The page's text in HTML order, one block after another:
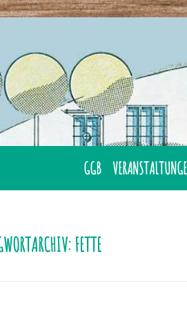
GGB
GGB MITGLIED WERDEN
FETTE